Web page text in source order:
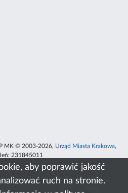
aby poprawić jakość
ruch na stronie.
MK © 2003-2026, Urząd Miasta Krakowa,
231845011